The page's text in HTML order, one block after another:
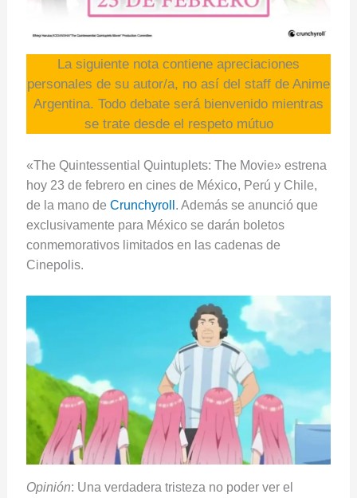
La siguiente nota contiene apreciaciones
personales de su autor/a, no así del staff de Anime
Argentina. Todo debate será bienvenido mientras
se trate desde el respeto mútuo
«The Quintessential Quintuplets: The Movie» estrena
hoy 23 de febrero en cines de México, Perú y Chile,
de la mano de Crunchyroll . Además se anunció que
exclusivamente para México se darán boletos
conmemorativos limitados en las cadenas de
Cinepolis.
Opinión: Una verdadera tristeza no poder ver el